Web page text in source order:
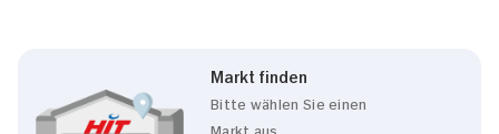
Markt finden
Bitte wählen Sie einen
Markt aus,